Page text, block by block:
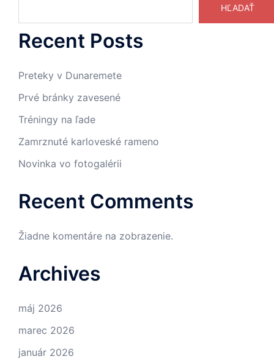
HĽADAŤ
Recent Posts
Preteky v Dunaremete
Prvé bránky zavesené
Tréningy na ľade
Zamrznuté karloveské rameno
Novinka vo fotogalérii
Recent Comments
Žiadne komentáre na zobrazenie.
Archives
máj 2026
marec 2026
január 2026